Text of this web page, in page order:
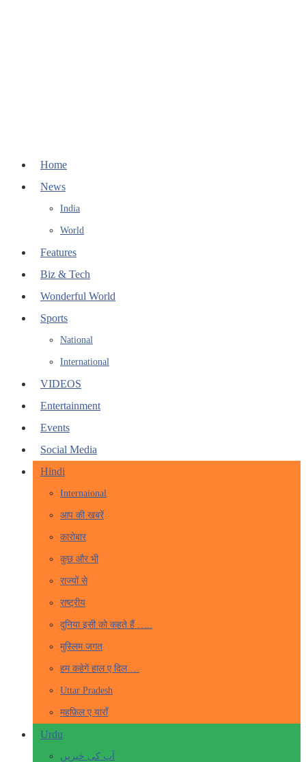
Home
News
India
World
Features
Biz & Tech
Wonderful World
Sports
National
International
VIDEOS
Entertainment
Events
Social Media
Hindi
Internaional
आप की खबरें
कारोबार
कुछ और भी
राज्यों से
राष्ट्रीय
दुनिया इसी को कहते हैं …..
मुस्लिम जगत
हम कहेगें हाल ए दिल …
Uttar Pradesh
महफ़िल ए याराँ
Urdu
آپ کی خبریں